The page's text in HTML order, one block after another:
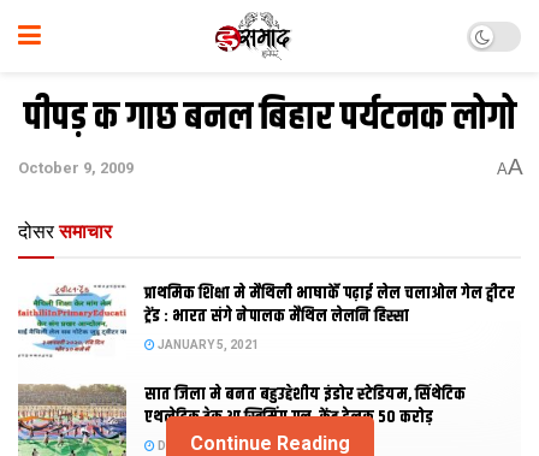
पीपड़ क गाछ बनल बिहार पर्यटनक लोगो
October 9, 2009 AA
दोसर समाचार
प्राथमिक शि‍क्षा मे मैथि‍ली भाषाकेँ पढ़ाई लेल चलाओल गेल ट्वीटर
ट्रेंड : भारत संगे नेपालक मैथिल लेलनि हिस्सा
JANUARY 5, 2021
सात जिला मे बनत बहुउद्देशीय इंडोर स्‍टेडि‍यम, सिंथेटिक
एथलेटिक ट्रेक आ स्विमिंग पुल, केंद्र देलक 50 करोड़
DECEMBER 26, 2020
Continue Reading